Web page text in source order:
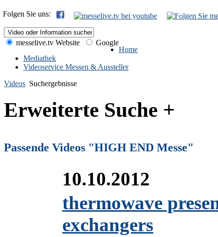
Folgen Sie uns:
messelive.tv Website
Google
Home
Mediathek
Videoservice Messen & Aussteller
Videos Suchergebnisse
Erweiterte Suche +
Passende Videos "HIGH END Messe"
10.10.2012
thermowave
exchangers